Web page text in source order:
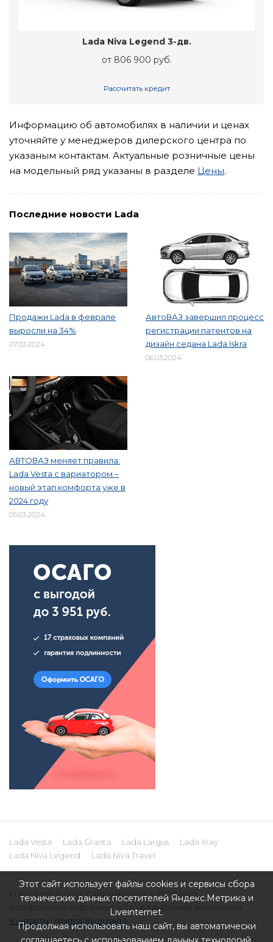
Lada Niva Legend 3-дв.
от 806 900 руб.
Рассчитать кредит
Информацию об автомобилях в наличии и ценах
уточняйте у менеджеров дилерского центра по
указаным контактам. Актуальные розничные цены
на модельный ряд указаны в разделе Цены.
Последние новости Lada
Продажи Lada в феврале
выросли на 34%
07.03.2024
АвтоВАЗ завершил процесс
регистрации патентов на
дизайн седана Lada Iskra
06.03.2024
АВТОВАЗ меняет правила:
Lada Vesta с вариатором –
новый этап комфорта уже в
2024 году
05.03.2024
Lada Vesta Lada Granta Lada Largus
Lada Xray
Lada Niva Legend
Lada Niva Travel
© Каталог-Ваз.ру. Сайт работает с 2008 года.
Копирование информации без разрешения запрещено.
Контакты
Группа Вконтакте
Этот сайт использует файлы cookies и сервисы сбора
технических данных посетителей Яндекс.Метрика и
Liveinternet.
Продолжая использовать наш сайт, вы автоматически